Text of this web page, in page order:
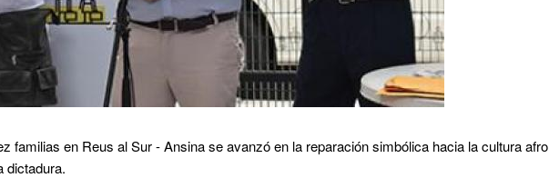
familias en Reus al Sur - Ansina se avanzó en la reparación simbólica hacia la cultura afro
dictadura.